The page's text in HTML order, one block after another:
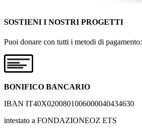
SOSTIENI I NOSTRI PROGETTI
Puoi donare con tutti i metodi di pagamento:
BONIFICO BANCARIO
IBAN IT40X0200801006000040434630
intestato a FONDAZIONEOZ ETS